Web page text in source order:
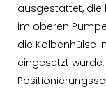
ausgestattet, die
im oberen
die Kolbenhülse
eingesetzt